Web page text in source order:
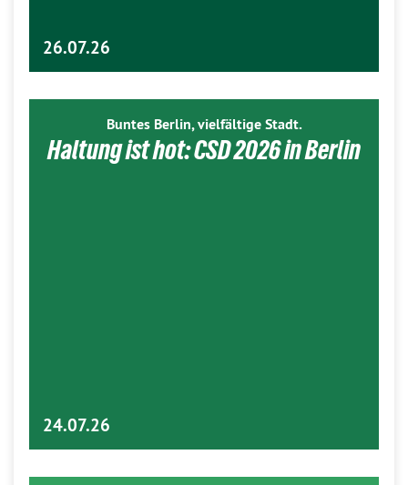
26.07.26
Buntes Berlin, vielfältige Stadt.
Haltung ist hot: CSD 2026 in Berlin
24.07.26